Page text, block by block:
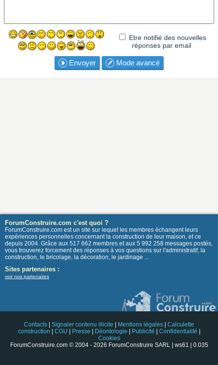
Etre notifié des nouvelles
réponses par email
Envoyer Mode avancé
ForumConstruire.com c'est quoi ?
ForumConstruire.com est un site sur lequel les membres échangent leurs
expériences personnelles concernant la construction de leur maison, et ce
depuis 2004. Grâce aux 517 662 membres et aux 5 992 258 messages postés,
vous trouverez forcement des réponses à vos questions sur l'administratif, la
construction, le bricolage, la décoration, le jardinage ...
Sites partenaires :
voir nos partenaires
Contacts Signaler contenu illicite Mentions légales
Calculette
construction
CGU Presse Déontologie Publicité Confidentialité
Cookies
ForumConstruire.com © 2004 - 2026 ForumConstruire SARL | ws61 | 0.035